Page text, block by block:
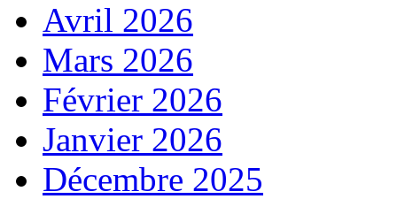
Avril 2026
Mars 2026
Février 2026
Janvier 2026
Décembre 2025